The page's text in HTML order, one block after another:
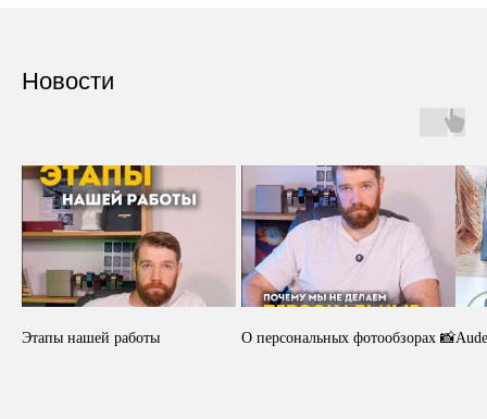
Новости
Этапы нашей работы О персональных фотообзорах 📸